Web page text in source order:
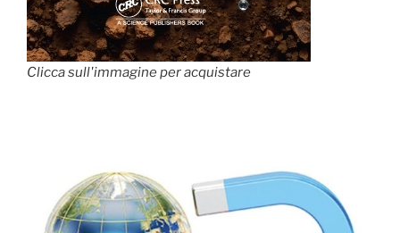
Clicca sull'immagine per acquistare